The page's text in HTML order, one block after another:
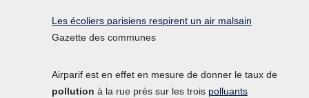
Les écoliers parisiens respirent un air malsain
Gazette des communes
Airparif est en effet en mesure de donner le taux de
pollution à la rue près sur les trois polluants